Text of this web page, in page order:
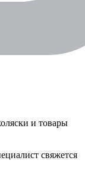
и товары
свяжется